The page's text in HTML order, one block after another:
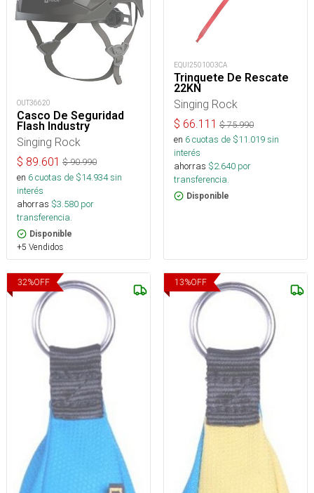
OUT36620
Casco De Seguridad
Flash Industry
Singing Rock
$ 89.601 $90.990
en 6cuotas de $14.934sin
interés
ahorras $3.580 por
transferencia.
Disponible
+5 Vendidos
EQUI2501003CA
Trinquete De Rescate
22KN
Singing Rock
$ 66.111 $75.990
en 6cuotas de $11.019sin
interés
ahorras $2.640 por
transferencia.
Disponible
32%OFF 13%OFF